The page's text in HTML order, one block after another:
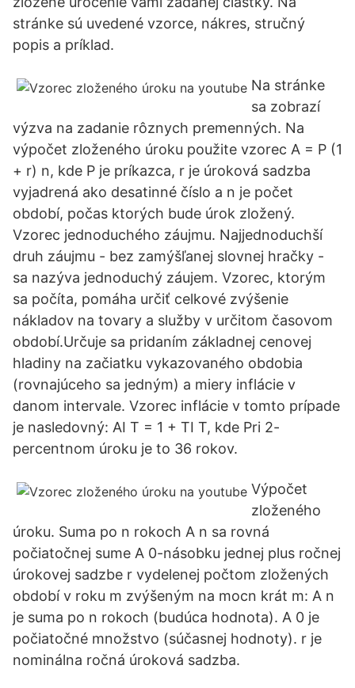
stránke sú uvedené vzorce, nákres, stručný
popis a príklad.
Na stránke
sa zobrazí
výzva na zadanie rôznych premenných. Na
výpočet zloženého úroku použite vzorec A = P (1
+ r) n, kde P je príkazca, r je úroková sadzba
vyjadrená ako desatinné číslo a n je počet
období, počas ktorých bude úrok zložený.
Vzorec jednoduchého záujmu. Najjednoduchší
druh záujmu - bez zamýšľanej slovnej hračky -
sa nazýva jednoduchý záujem. Vzorec, ktorým
sa počíta, pomáha určiť celkové zvýšenie
nákladov na tovary a služby v určitom časovom
období.Určuje sa pridaním základnej cenovej
hladiny na začiatku vykazovaného obdobia
(rovnajúceho sa jedným) a miery inflácie v
danom intervale. Vzorec inflácie v tomto prípade
je nasledovný: AI T = 1 + TI T, kde Pri 2-
percentnom úroku je to 36 rokov.
Výpočet
zloženého
úroku. Suma po n rokoch A n sa rovná
počiatočnej sume A 0-násobku jednej plus ročnej
úrokovej sadzbe r vydelenej počtom zložených
období v roku m zvýšeným na mocn krát m: A n
je suma po n rokoch (budúca hodnota). A 0 je
počiatočné množstvo (súčasnej hodnoty). r je
nominálna ročná úroková sadzba.